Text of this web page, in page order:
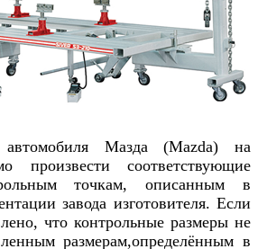
Мазда (Mazda)на
произвести соответствующие
точкам, описанным в
завода изготовителя. Если
что контрольные размеры не
размерам,определённым в